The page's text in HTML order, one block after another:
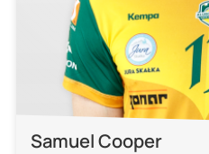
Samuel Cooper